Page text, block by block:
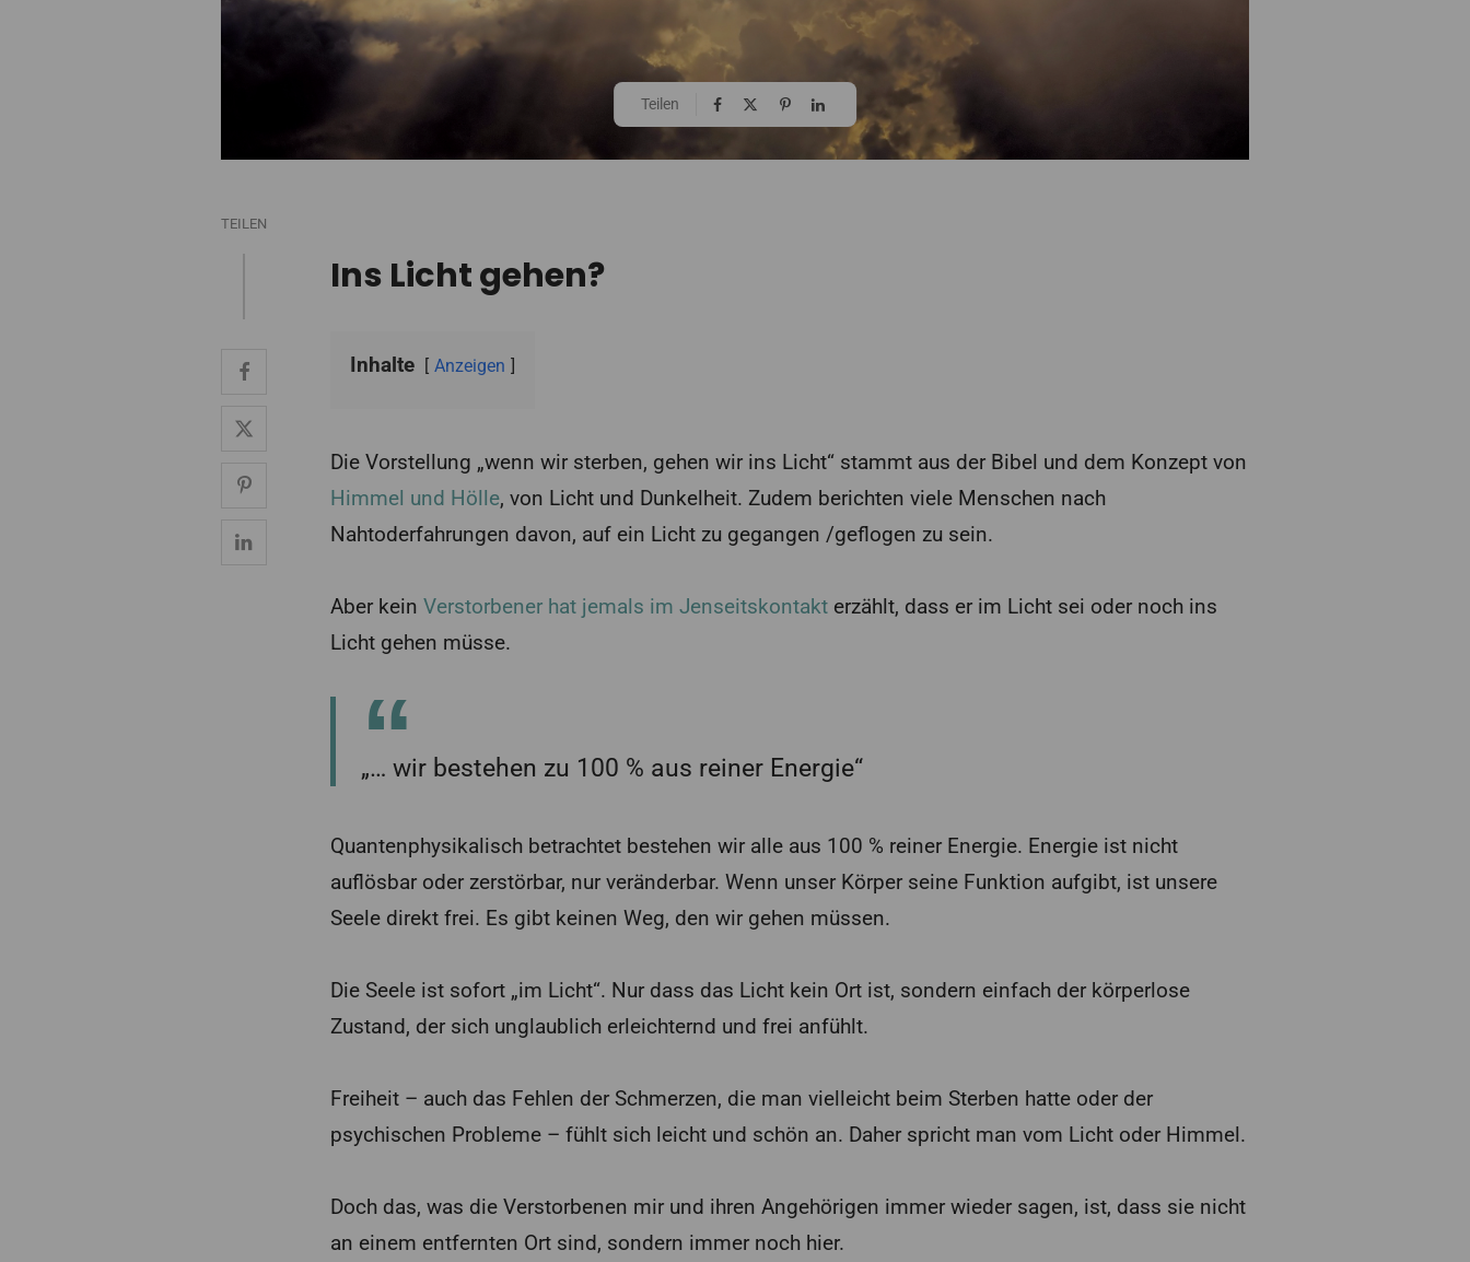
Teilen
TEILEN
Ins Licht gehen?
Inhalte Anzeigen
Die Vorstellung „wenn wir sterben, gehen wir ins Licht“ stammt aus der Bibel und dem Konzept von
Himmel und Hölle, von Licht und Dunkelheit. Zudem berichten viele Menschen nach
Nahtoderfahrungen davon, auf ein Licht zu gegangen /geflogen zu sein.
Aber kein Verstorbener hat jemals im Jenseitskontakt erzählt, dass er im Licht sei oder noch ins
Licht gehen müsse.
„… wir bestehen zu 100 % aus reiner Energie“
Quantenphysikalisch betrachtet bestehen wir alle aus 100 % reiner Energie. Energie ist nicht
auflösbar oder zerstörbar, nur veränderbar. Wenn unser Körper seine Funktion aufgibt, ist unsere
Seele direkt frei. Es gibt keinen Weg, den wir gehen müssen.
Die Seele ist sofort „im Licht“. Nur dass das Licht kein Ort ist, sondern einfach der körperlose
Zustand, der sich unglaublich erleichternd und frei anfühlt.
Freiheit – auch das Fehlen der Schmerzen, die man vielleicht beim Sterben hatte oder der
psychischen Probleme – fühlt sich leicht und schön an. Daher spricht man vom Licht oder Himmel.
Doch das, was die Verstorbenen mir und ihren Angehörigen immer wieder sagen, ist, dass sie nicht
an einem entfernten Ort sind, sondern immer noch hier.